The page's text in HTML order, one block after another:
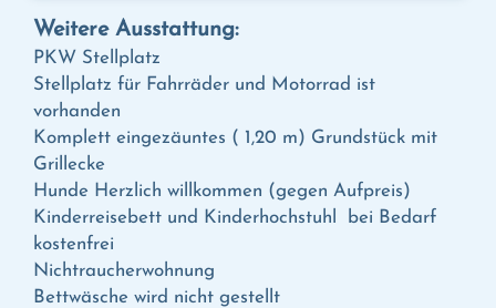
Weitere Ausstattung:
PKW Stellplatz
Stellplatz für Fahrräder und Motorrad ist
vorhanden
Komplett eingezäuntes ( 1,20 m) Grundstück mit
Grillecke
Hunde Herzlich willkommen (gegen Aufpreis)
Kinderreisebett und Kinderhochstuhl
bei Bedarf
kostenfrei
Nichtraucherwohnung
Bettwäsche wird nicht gestellt